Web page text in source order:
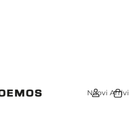
Nuovi Arrivi